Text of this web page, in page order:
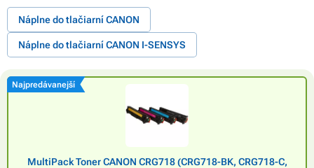
Náplne do tlačiarní CANON
Náplne do tlačiarní CANON I-SENSYS
Najpredávanejší
MultiPack Toner CANON CRG718 (CRG718-BK, CRG718-C,